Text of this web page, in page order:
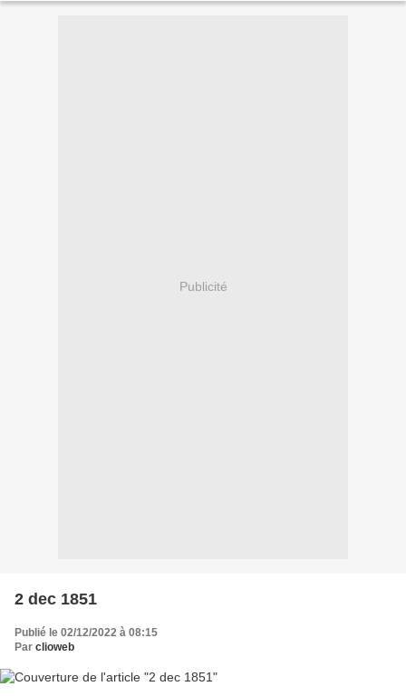
pinceau-de-courbet_4200055_1819218.html...
Publicité
2 dec 1851
Publié le 02/12/2022 à 08:15
Par clioweb